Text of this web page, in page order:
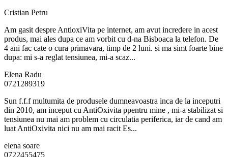
Cristian Petru
Am gasit despre AntioxiVita pe internet, am avut incredere in acest
produs, mai ales dupa ce am vorbit cu d-na Bisboaca la telefon. De
4 ani fac cate o cura primavara, timp de 2 luni. si ma simt foarte bine
dupa: mi s-a reglat tensiunea, mi-a scaz...
Elena Radu
0721289319
Sun f.f.f multumita de produsele dumneavoastra inca de la inceputri
din 2010, am inceput cu AntiOxivita ppentru mine , mi-a stabilizat si
tensiunea nu mai am problem cu circulatia periferica, iar de cand am
luat AntiOxivita nici nu am mai racit Es...
elena soare
0722455475